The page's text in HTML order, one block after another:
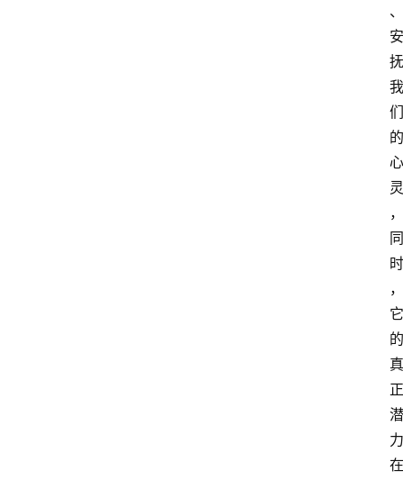
、
安
抚
我
们
的
心
灵
，
同
时
，
它
的
真
正
潜
力
在